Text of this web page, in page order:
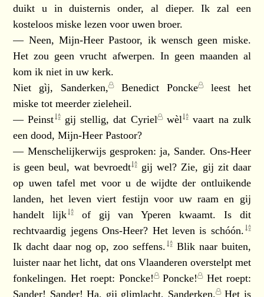
duikt u in duisternis onder, al dieper. Ik zal een
kosteloos miske lezen voor uwen broer.
— Neen, Mijn-Heer Pastoor, ik wensch geen miske.
Het zou geen vrucht afwerpen. In geen maanden al
kom ik niet in uw kerk.
Niet gìj, Sanderken, Benedict Poncke leest het
miske tot meerder zieleheil.
—Peinst gij stellig, dat Cyriel wèl
vaart na zulk
een dood, Mijn-Heer Pastoor?
— Menschelijkerwijs gesproken: ja, Sander. Ons-Heer
is geen beul, wat bevroedt
gij wel? Zie, gij zit daar
op uwen tafel met voor u de wijdte der ontluikende
landen, het leven viert festijn voor uw raam en gij
handeltlijk
of gij van Yperen kwaamt. Is dit
rechtvaardig jegens Ons-Heer? Het leven is schóón.
Ik dacht daar nog op,zoo seffens.
Blik naar buiten,
luister naar het licht, dat ons Vlaanderen overstelpt met
fonkelingen. Het roept: Poncke! Poncke! Het roept:
Sander! Sander! Ha, gij glimlacht, Sanderken. Het is